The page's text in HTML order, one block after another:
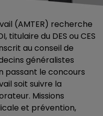
(AMTER) recherche
titulaire du DES ou CES
au conseil de
généralistes
passant le concours
soit suivre la
Missions
et prévention,